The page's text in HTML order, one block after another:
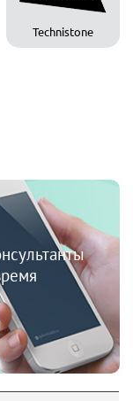
Technistone